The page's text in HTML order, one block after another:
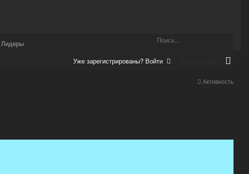
Лидеры
Уже зарегистрированы? Войти
Активность